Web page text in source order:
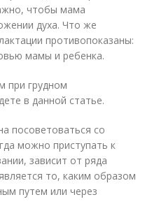
чтобы мама
духа. Что же
противопоказаны:
мамы и ребенка.
при грудном
в данной статье.
посоветоваться со
можно приступать к
зависит от ряда
то, каким образом
путем или через